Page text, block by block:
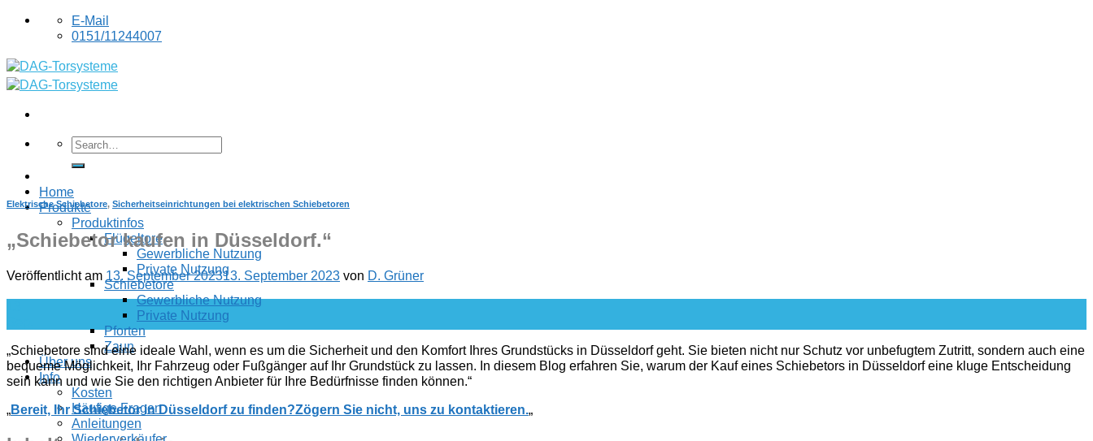
Skip
E-Mail
0151/11244007
Home
Produkte
Produktinfos
Flügeltore
Gewerbliche Nutzung
Private Nutzung
Schiebetore
Gewerbliche Nutzung
Private Nutzung
Pforten
Zaun
Über uns
Info
Kosten
Häufige Fragen
Anleitungen
Elektrische Schiebetore, Sicherheitseinrichtungen bei elektrischen Schiebetoren
„Schiebetor kaufen in Düsseldorf.“
Veröffentlicht am 13. September 202313. September 2023 von D. Grüner
„Schiebetore sind eine ideale Wahl, wenn es um die Sicherheit und den Komfort Ihres Grundstücks in Düsseldorf geht. Sie bieten nicht nur Schutz vor unbefugtem Zutritt, sondern auch eine
bequeme Möglichkeit, Ihr Fahrzeug oder Fußgänger auf Ihr Grundstück zu lassen. In diesem Blog erfahren Sie, warum der Kauf eines Schiebetors in Düsseldorf eine kluge Entscheidung
sein kann und wie Sie den richtigen Anbieter für Ihre Bedürfnisse finden können.“
„Bereit, Ihr Schiebetor in Düsseldorf zu finden?Zögern Sie nicht, uns zu kontaktieren.„